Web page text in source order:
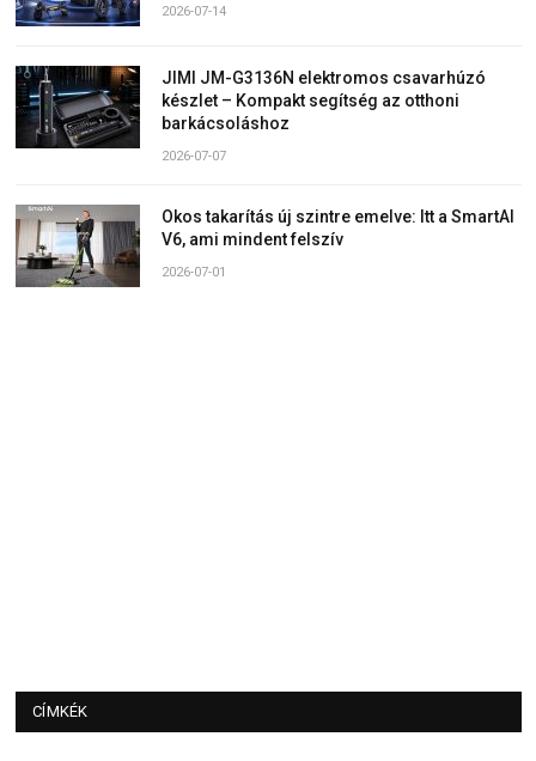
2026-07-14
JIMI JM-G3136N elektromos csavarhúzó
készlet – Kompakt segítség az otthoni
barkácsoláshoz
2026-07-07
Okos takarítás új szintre emelve: Itt a SmartAI
V6, ami mindent felszív
2026-07-01
CÍMKÉK